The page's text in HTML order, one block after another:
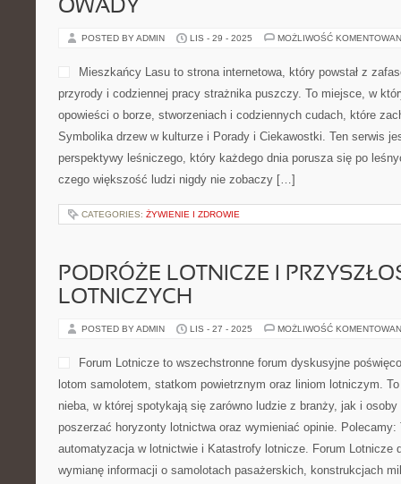
OWADY
POSTED BY ADMIN LIS - 29 - 2025 MOŻLIWOŚĆ
Mieszkańcy Lasu to strona internetowa, który powstał z
przyrody i codziennej pracy strażnika puszczy. To miejsce, w
opowieści o borze, stworzeniach i codziennych cudach, które
Symbolika drzew w kulturze i Porady i Ciekawostki. Ten serwis
perspektywy leśniczego, który każdego dnia porusza się po
czego większość ludzi nigdy nie zobaczy […]
CATEGORIES: ŻYWIENIE I ZDROWIE
PODRÓŻE LOTNICZE I
LOTNICZYCH
POSTED BY ADMIN LIS - 27 - 2025 MOŻLIWOŚĆ
Forum Lotnicze to wszechstronne forum dyskusyjne
lotom samolotem, statkom powietrznym oraz liniom lotniczym.
nieba, w której spotykają się zarówno ludzie z branży, jak i
poszerzać horyzonty lotnictwa oraz wymieniać opinie. Polecamy:
automatyzacja w lotnictwie i Katastrofy lotnicze. Forum Lotnicze
wymianę informacji o samolotach pasażerskich, konstrukcjach